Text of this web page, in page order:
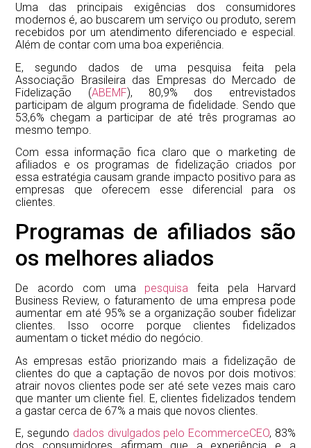
Uma das principais exigências dos consumidores
modernos é, ao buscarem um serviço ou produto, serem
recebidos por um atendimento diferenciado e especial.
Além de contar com uma boa experiência.
E, segundo dados de uma pesquisa feita pela
Associação Brasileira das Empresas do Mercado de
Fidelização (ABEMF), 80,9% dos entrevistados
participam de algum programa de fidelidade. Sendo que
53,6% chegam a participar de até três programas ao
mesmo tempo.
Com essa informação fica claro que o marketing de
afiliados e os programas de fidelização criados por
essa estratégia causam grande impacto positivo para as
empresas que oferecem esse diferencial para os
clientes.
Programas de afiliados são
os melhores aliados
De acordo com uma pesquisa feita pela Harvard
Business Review, o faturamento de uma empresa pode
aumentar em até 95% se a organização souber fidelizar
clientes. Isso ocorre porque clientes fidelizados
aumentam o ticket médio do negócio.
As empresas estão priorizando mais a fidelização de
clientes do que a captação de novos por dois motivos:
atrair novos clientes pode ser até sete vezes mais caro
que manter um cliente fiel. E, clientes fidelizados tendem
a gastar cerca de 67% a mais que novos clientes.
E, segundo dados divulgados pelo EcommerceCEO, 83%